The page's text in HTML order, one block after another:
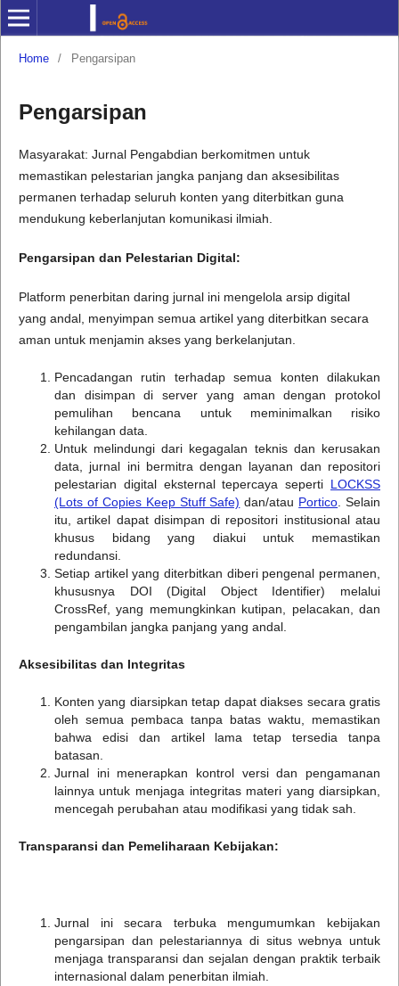
Home / Pengarsipan
Pengarsipan
Masyarakat: Jurnal Pengabdian berkomitmen untuk
memastikan pelestarian jangka panjang dan aksesibilitas
permanen terhadap seluruh konten yang diterbitkan guna
mendukung keberlanjutan komunikasi ilmiah.
Pengarsipan dan Pelestarian Digital:
Platform penerbitan daring jurnal ini mengelola arsip digital
yang andal, menyimpan semua artikel yang diterbitkan secara
aman untuk menjamin akses yang berkelanjutan.
Pencadangan rutin terhadap semua konten dilakukan
dan disimpan di server yang aman dengan protokol
pemulihan bencana untuk meminimalkan risiko
kehilangan data.
Untuk melindungi dari kegagalan teknis dan kerusakan
data, jurnal ini bermitra dengan layanan dan repositori
pelestarian digital eksternal tepercaya seperti LOCKSS
(Lots of Copies Keep Stuff Safe) dan/atau Portico . Selain
itu, artikel dapat disimpan di repositori institusional atau
khusus bidang yang diakui untuk memastikan
redundansi.
Setiap artikel yang diterbitkan diberi pengenal permanen,
khususnya DOI (Digital Object Identifier) melalui
CrossRef, yang memungkinkan kutipan, pelacakan, dan
pengambilan jangka panjang yang andal.
Aksesibilitas dan Integritas
Konten yang diarsipkan tetap dapat diakses secara gratis
oleh semua pembaca tanpa batas waktu, memastikan
bahwa edisi dan artikel lama tetap tersedia tanpa
batasan.
Jurnal ini menerapkan kontrol versi dan pengamanan
lainnya untuk menjaga integritas materi yang diarsipkan,
mencegah perubahan atau modifikasi yang tidak sah.
Transparansi dan Pemeliharaan Kebijakan:
Jurnal ini secara terbuka mengumumkan kebijakan
pengarsipan dan pelestariannya di situs webnya untuk
menjaga transparansi dan sejalan dengan praktik terbaik
internasional dalam penerbitan ilmiah.